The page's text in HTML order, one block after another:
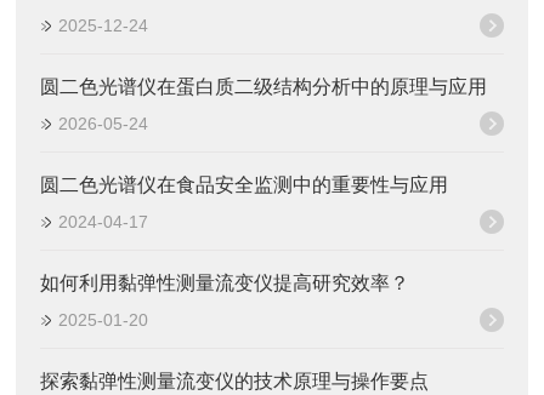
2025-12-24
圆二色光谱仪在蛋白质二级结构分析中的原理与应用
2026-05-24
圆二色光谱仪在食品安全监测中的重要性与应用
2024-04-17
如何利用黏弹性测量流变仪提高研究效率？
2025-01-20
探索黏弹性测量流变仪的技术原理与操作要点